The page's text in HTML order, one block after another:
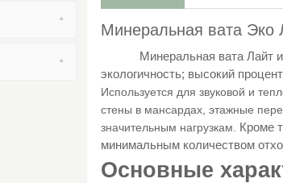
Минеральная вата Эко
Минеральная вата Лайт
экологичность; высокий
Используется для звуковой и
стены в мансардах, этажные
значительным нагрузкам.
Кроме
минимальным количеством
Основные